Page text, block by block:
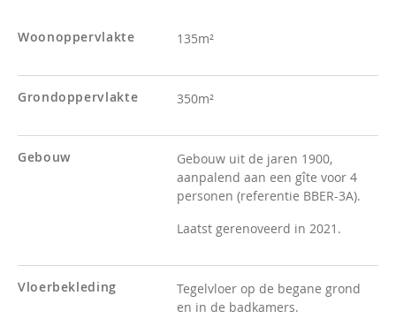
Woonoppervlakte 135m²
Grondoppervlakte 350m²
Gebouw
Gebouw uit de jaren 1900,
aanpalend aan een gîte voor 4
personen (referentie BBER-3A).
Laatst gerenoveerd in 2021.
Vloerbekleding
Tegelvloer op de begane grond
en in de badkamers.